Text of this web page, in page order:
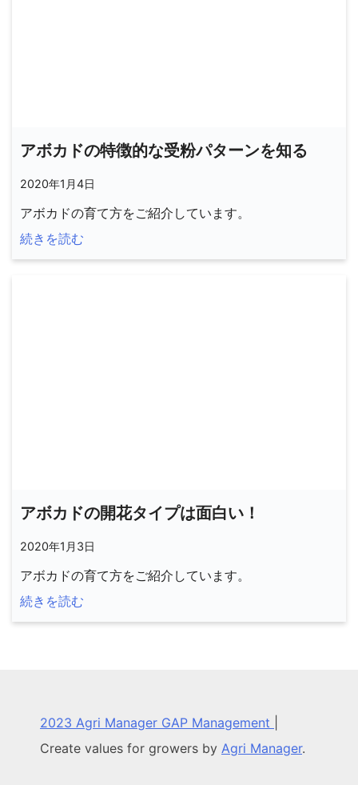
アボカドの特徴的な受粉パターンを知る
2020年1月4日
アボカドの育て方をご紹介しています。
続きを読む
アボカドの開花タイプは面白い！
2020年1月3日
アボカドの育て方をご紹介しています。
続きを読む
2023 Agri Manager GAP Management
Create values for growers by Agri Manager.